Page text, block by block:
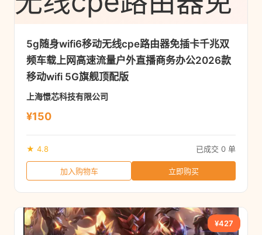
5g随身wifi6移动无线cpe路由器免插卡千兆双
频车载上网高速流量户外直播商务办公2026款
移动wifi 5G旗舰顶配版
上海憬芯科技有限公司
¥150
★ 4.8 已成交 0 单
加入购物车 立即购买
¥427